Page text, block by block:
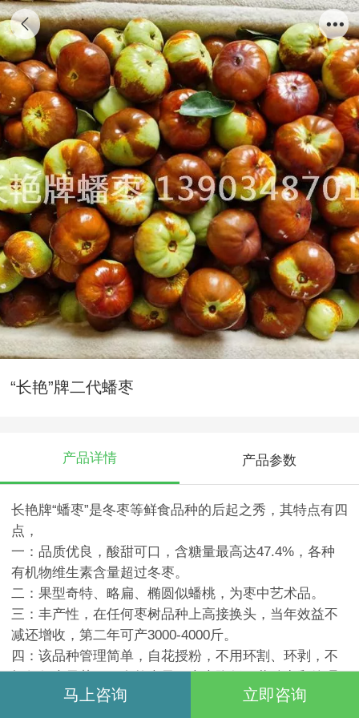
“长艳”牌二代蟠枣
产品详情 产品参数
长艳牌“蟠枣”是冬枣等鲜食品种的后起之秀，其特点有四
点，
一：品质优良，酸甜可口，含糖量最高达47.4%，各种
有机物维生素含量超过冬枣。
二：果型奇特、略扁、椭圆似蟠桃，为枣中艺术品。
三：丰产性，在任何枣树品种上高接换头，当年效益不
减还增收，第二年可产3000-4000斤。
四：该品种管理简单，自花授粉，不用环割、环剥，不
成本，所以说也叫懒汉品种，也是目前和今后鲜食品种
马上咨询 立即咨询